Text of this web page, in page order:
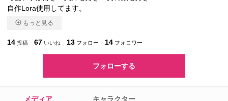
自作Lora使用してます。
もっと見る
14 投稿 67 いいね 13 フォロー 14 フォロワー
フォローする
メディア キャラクター